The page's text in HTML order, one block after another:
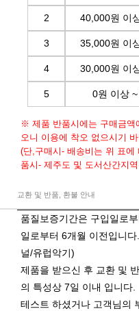
2 40,000원 이
3 35,000원 이
4 30,000원 이
5 0원 이상
※ 제품 반품시에는 구매금액
오니 이용에 착오 없으시기
(단,구매시- 배송비는 위 표
품시- 제주도 및 도서산간지
교환 및 반품, 환불 안내
품질보증기간은 구입일로
일로부터 6개월 이전입니
널/유럽악기)
제품을 받으신 후 교환 및
의 특성상 7일 이내 입니다.
테스트 하셨거나 고객님의